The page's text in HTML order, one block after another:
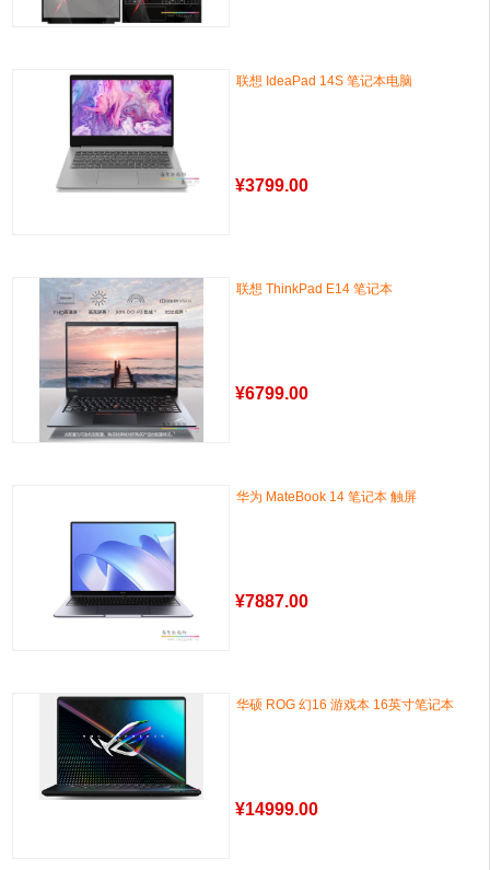
联想 IdeaPad 14S 笔记本电脑
¥3799.00
联想 ThinkPad E14 笔记本
¥6799.00
华为 MateBook 14 笔记本 触屏
¥7887.00
华硕 ROG 幻16 游戏本 16英寸笔记本
¥14999.00